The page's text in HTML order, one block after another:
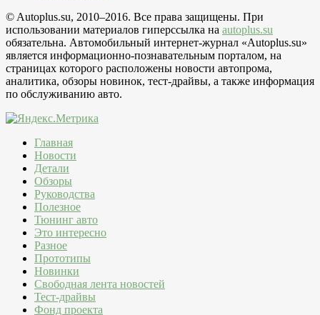
© Autoplus.su, 2010–2016. Все права защищены. При
использовании материалов гиперссылка на autoplus.su
обязательна. Автомобильный интернет-журнал «Autoplus.su»
является информационно-познавательным порталом, на
страницах которого расположены новости автопрома,
аналитика, обзоры новинок, тест-драйвы, а также информация
по обслуживанию авто.
Главная
Новости
Детали
Обзоры
Руководства
Полезное
Тюнинг авто
Это интересно
Разное
Прототипы
Новинки
Свободная лента новостей
Тест-драйвы
Фонд проекта